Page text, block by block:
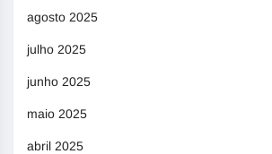
agosto 2025
julho 2025
junho 2025
maio 2025
abril 2025